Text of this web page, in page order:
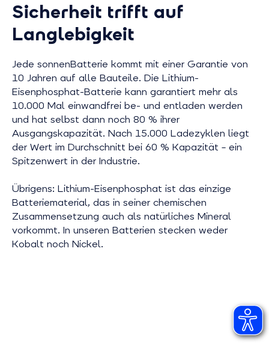
Sicherheit trifft auf
Langlebigkeit
Jede sonnenBatterie kommt mit einer Garantie von
10 Jahren auf alle Bauteile. Die Lithium-
Eisenphosphat-Batterie kann garantiert mehr als
10.000 Mal einwandfrei be- und entladen werden
und hat selbst dann noch 80 % ihrer
Ausgangskapazität. Nach 15.000 Ladezyklen liegt
der Wert im Durchschnitt bei 60 % Kapazität – ein
Spitzenwert in der Industrie.
Übrigens: Lithium-Eisenphosphat ist das einzige
Batteriematerial, das in seiner chemischen
Zusammensetzung auch als natürliches Mineral
vorkommt. In unseren Batterien stecken weder
Kobalt noch Nickel.